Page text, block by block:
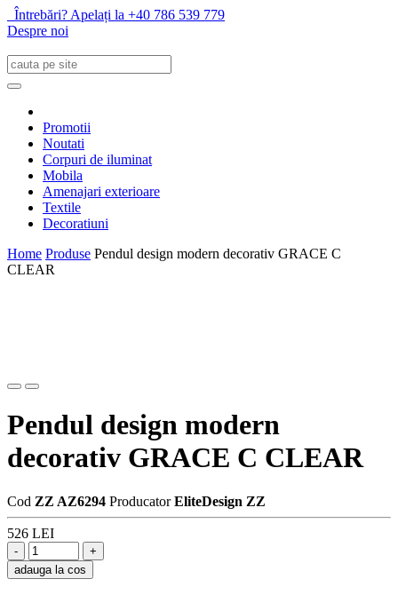
Întrebări? Apelați la +40 786 539 779
Despre noi
Promotii
Noutati
Corpuri de iluminat
Mobila
Amenajari exterioare
Textile
Decoratiuni
Home Produse Pendul design modern decorativ GRACE C
CLEAR
Pendul design modern
decorativ GRACE C CLEAR
Cod ZZ AZ6294 Producator EliteDesign ZZ
526 LEI
adauga la cos